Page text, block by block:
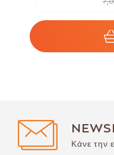
Κάνε την